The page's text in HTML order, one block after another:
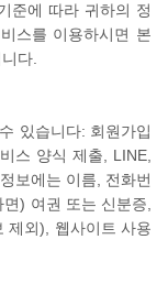
준에 따라 귀하의 정
스를 이용하시면 본
다.
있습니다: 회원가입
스 양식 제출, LINE,
보에는 이름, 전화번
) 여권 또는 신분증,
제외), 웹사이트 사용